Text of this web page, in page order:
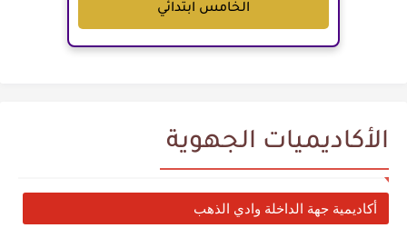
الخامس ابتدائي
الأكاديميات الجهوية
أكاديمية جهة الداخلة وادي الذهب